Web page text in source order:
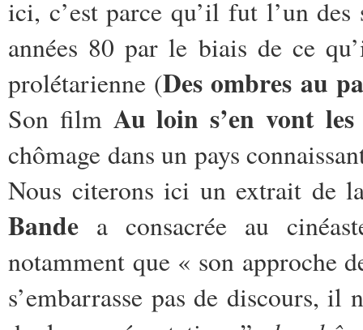
ici, c’est parce qu’il fut l’un
années 80 par le biais de ce
prolétarienne (Des ombres au
Son film Au loin s’en vont les
chômage dans un pays
Nous citerons ici un extrait de
Bande a consacrée au
notamment que « son approche
s’embarrasse pas de discours, il